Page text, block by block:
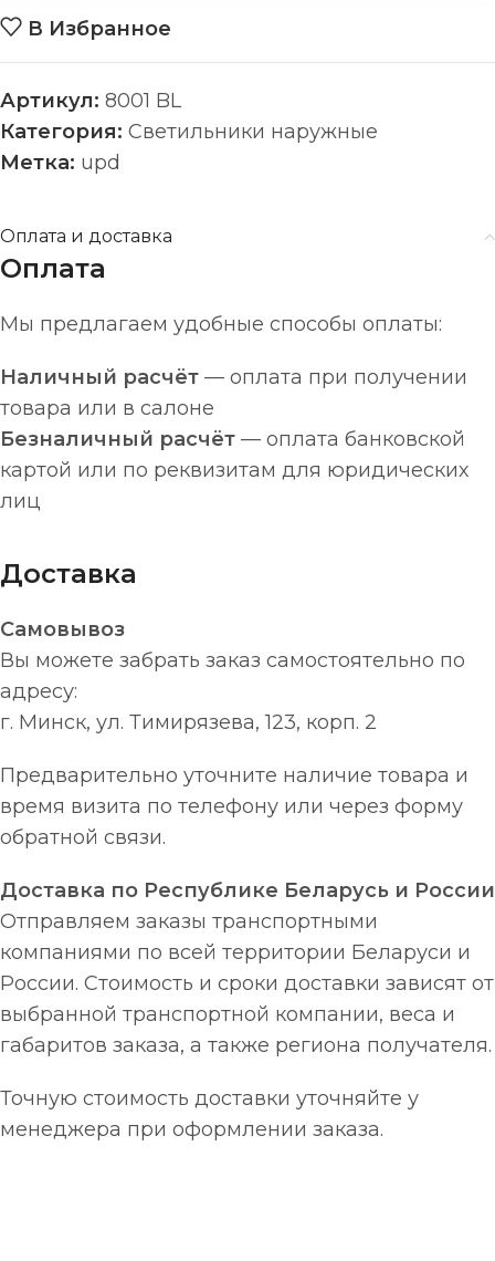
В Избранное
Артикул: 8001 BL
Категория: Светильники наружные
Метка: upd
Оплата и доставка
Оплата
Мы предлагаем удобные способы оплаты:
Наличный расчёт — оплата при получении
товара или в салоне
Безналичный расчёт — оплата банковской
картой или по реквизитам для юридических
лиц
Доставка
Самовывоз
Вы можете забрать заказ самостоятельно по
адресу:
г. Минск, ул. Тимирязева, 123, корп. 2
Предварительно уточните наличие товара и
время визита по телефону или через форму
обратной связи.
Доставка по Республике Беларусь и России
Отправляем заказы транспортными
компаниями по всей территории Беларуси и
России. Стоимость и сроки доставки зависят от
выбранной транспортной компании, веса и
габаритов заказа, а также региона получателя.
Точную стоимость доставки уточняйте у
менеджера при оформлении заказа.